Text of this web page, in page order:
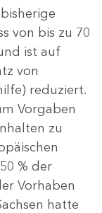
von bis zu 70
ist auf
von
reduziert.
Vorgaben
zu
% der
Vorhaben
hatte